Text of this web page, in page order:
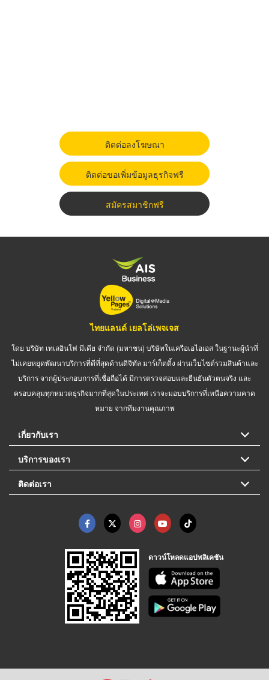
ติดต่อลงโฆษณา
ติดต่อขอเพิ่มข้อมูลธุรกิจฟรี
สมัครสมาชิกฟรี
ไทยแลนด์ เยลโล่เพจเจส
โดย บริษัท เทเลอินโฟ มีเดีย จำกัด (มหาชน) บริษัทในเครือเอไอเอส ในฐานะผู้นำที่
ไม่เคยหยุดพัฒนาบริการที่ดีที่สุดด้านดิจิทัล มาร์เก็ตติ้ง ผ่านเว็บไซต์รวมสินค้าและ
บริการ จากผู้ประกอบการที่เชื่อถือได้ มีการตรวจสอบและยืนยันตัวตนจริง และ
ครอบคลุมทุกหมวดธุรกิจมากที่สุดในประเทศ เราจะมอบบริการที่เหนือความคาด
หมาย จากทีมงานคุณภาพ
เกี่ยวกับเรา
บริการของเรา
ติดต่อเรา
ดาวน์โหลดแอปพลิเคชัน